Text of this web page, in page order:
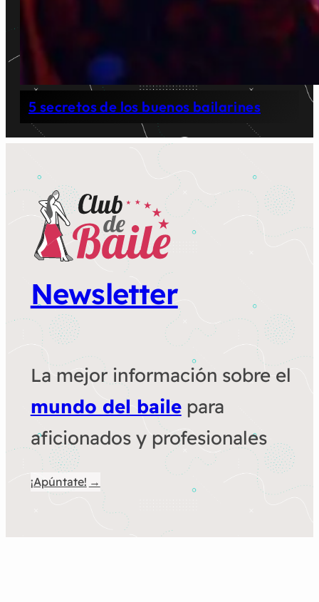
5 secretos de los buenos bailarines
Newsletter
La mejor información sobre el
mundo del bailepara
aficionados y profesionales
¡Apúntate!